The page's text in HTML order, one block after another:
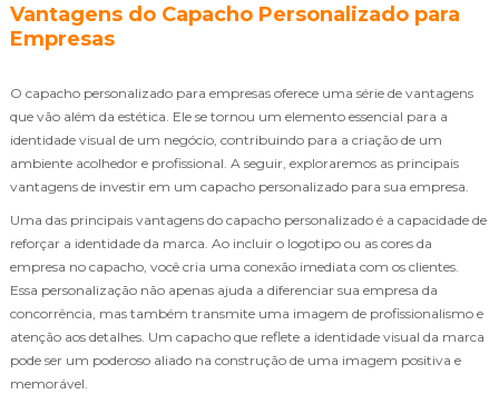
Vantagens do Capacho Personalizado para
Empresas
O capacho personalizado para empresas oferece uma série de vantagens
que vão além da estética. Ele se tornou um elemento essencial para a
identidade visual de um negócio, contribuindo para a criação de um
ambiente acolhedor e profissional. A seguir, exploraremos as principais
vantagens de investir em um capacho personalizado para sua empresa.
Uma das principais vantagens do capacho personalizado é a capacidade de
reforçar a identidade da marca. Ao incluir o logotipo ou as cores da
empresa no capacho, você cria uma conexão imediata com os clientes.
Essa personalização não apenas ajuda a diferenciar sua empresa da
concorrência, mas também transmite uma imagem de profissionalismo e
atenção aos detalhes. Um capacho que reflete a identidade visual da marca
pode ser um poderoso aliado na construção de uma imagem positiva e
memorável.